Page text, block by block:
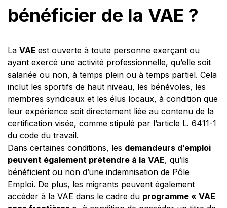
bénéficier de la VAE ?
La VAE est ouverte à toute personne exerçant ou
ayant exercé une activité professionnelle, qu’elle soit
salariée ou non, à temps plein ou à temps partiel. Cela
inclut les sportifs de haut niveau, les bénévoles, les
membres syndicaux et les élus locaux, à condition que
leur expérience soit directement liée au contenu de la
certification visée, comme stipulé par l’article L. 6411-1
du code du travail.
Dans certaines conditions, les demandeurs d’emploi
peuvent également prétendre à la VAE, qu’ils
bénéficient ou non d’une indemnisation de Pôle
Emploi. De plus, les migrants peuvent également
accéder à la VAE dans le cadre du programme « VAE